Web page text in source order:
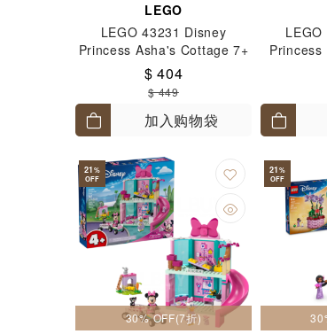
LEGO
LEGO 43231 Disney
Princess Asha's Cottage 7+
$ 404
$ 449
加入购物袋
21%
OFF
30% OFF(7折)
21%
OFF